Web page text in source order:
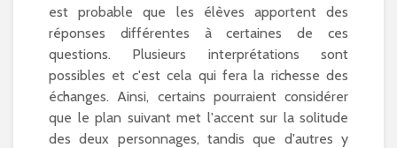
est probable que les élèves apportent des
réponses différentes à certaines de ces
questions. Plusieurs interprétations sont
possibles et c'est cela qui fera la richesse des
échanges. Ainsi, certains pourraient considérer
que le plan suivant met l'accent sur la solitude
des deux personnages, tandis que d'autres y